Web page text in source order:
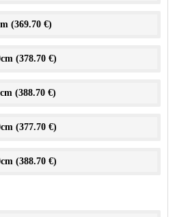
(369.70 €)
(378.70 €)
(388.70 €)
(377.70 €)
(388.70 €)